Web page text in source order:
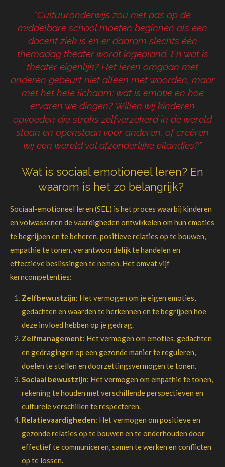
"Cultuuronderwijs zou niet pas op de
middelbare school moeten beginnen als een
docent ziek is en er daarom slechts één
themadag theater wordt ingepland. En wat is
theater eigenlijk? Het leren omgaan met
anderen gebeurt niet alleen met woorden, maar
met het hele lichaam: wat is emotie en hoe
ervaren we dingen? Willen wij kinderen
opvoeden die straks zelfverzekerd in de wereld
staan en openstaan voor anderen, of creëren
wij een wereld vol afzonderlijke eilandjes?"
Wat is sociaal emotioneel leren? En
waarom is het zo belangrijk?
Sociaal-emotioneel leren (SEL) is het proces waarbij kinderen
en volwassenen de vaardigheden ontwikkelen om hun emoties
te begrijpen en te beheren, positieve relaties op te bouwen,
empathie te tonen, verantwoordelijk te handelen en
effectieve beslissingen te nemen. Het omvat vijf
kerncompetenties:
Zelfbewustzijn: Het vermogen om je eigen emoties,
gedachten en waarden te herkennen en te begrijpen hoe
deze invloed hebben op je gedrag.
Zelfmanagement: Het vermogen om emoties, gedachten
en gedragingen op een gezonde manier te reguleren,
doelen te stellen en doorzettingsvermogen te tonen.
Sociaal bewustzijn: Het vermogen om empathie te tonen,
rekening te houden met verschillende perspectieven en
culturele verschillen te respecteren.
Relatievaardigheden: Het vermogen om positieve en
gezonde relaties op te bouwen en te onderhouden door
effectief te communiceren, samen te werken en conflicten
op te lossen.